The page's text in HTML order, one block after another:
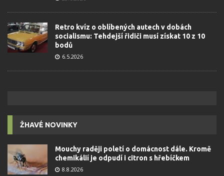
Retro kvíz o oblíbených autech v dobách
socialismu: Tehdejší řidiči musí získat 10 z 10
bodů
6.5.2026
ŽHAVÉ NOVINKY
Mouchy raději poletí o domácnost dále. Kromě
chemikálií je odpudí i citron s hřebíčkem
8.8.2026